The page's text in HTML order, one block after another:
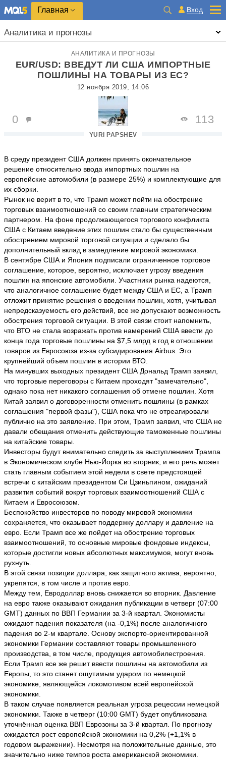
Главная Вход
Аналитика и прогнозы
АНАЛИТИКА И ПРОГНОЗЫ
EUR/USD: ВВЕДУТ ЛИ США ИМПОРТНЫЕ
ПОШЛИНЫ НА ТОВАРЫ ИЗ ЕС?
12 ноября 2019, 14:06
YURI PAPSHEV
0 113
В среду президент США должен принять окончательное
решение относительно ввода импортных пошлин на
европейские автомобили (в размере 25%) и комплектующие для
их сборки.
Рынок не верит в то, что Трамп может пойти на обострение
торговых взаимоотношений со своим главным стратегическим
партнером. На фоне продолжающегося торгового конфликта
США с Китаем введение этих пошлин стало бы существенным
обострением мировой торговой ситуации и сделало бы
дополнительный вклад в замедление мировой экономики.
В сентябре США и Япония подписали ограниченное торговое
соглашение, которое, вероятно, исключает угрозу введения
пошлин на японские автомобили. Участники рынка надеются,
что аналогичное соглашение будет между США и ЕС, а Трамп
отложит принятие решения о введении пошлин, хотя, учитывая
непредсказуемость его действий, все же допускают возможность
обострения торговой ситуации. В этой связи стоит напомнить,
что ВТО не стала возражать против намерений США ввести до
конца года торговые пошлины на $7,5 млрд в год в отношении
товаров из Евросоюза из-за субсидирования Airbus. Это
крупнейший объем пошлин в истории ВТО.
На минувших выходных президент США Дональд Трамп заявил,
что торговые переговоры с Китаем проходят "замечательно",
однако пока нет никакого соглашения об отмене пошлин. Хотя
Китай заявил о договоренности отменить пошлины (в рамках
соглашения "первой фазы"), США пока что не отреагировали
публично на это заявление. При этом, Трамп заявил, что США не
давали обещания отменить действующие таможенные пошлины
на китайские товары.
Инвесторы будут внимательно следить за выступлением Трампа
в Экономическом клубе Нью-Йорка во вторник, и его речь может
стать главным событием этой недели в свете предстоящей
встречи с китайским президентом Си Цзиньпином, ожиданий
развития событий вокруг торговых взаимоотношений США с
Китаем и Евросоюзом.
Беспокойство инвесторов по поводу мировой экономики
сохраняется, что оказывает поддержку доллару и давление на
евро. Если Трамп все же пойдет на обострение торговых
взаимоотношений, то основные мировые фондовые индексы,
которые достигли новых абсолютных максимумов, могут вновь
рухнуть.
В этой связи позиции доллара, как защитного актива, вероятно,
укрепятся, в том числе и против евро.
Между тем, Евродоллар вновь снижается во вторник. Давление
на евро также оказывают ожидания публикации в четверг (07:00
GMT) данных по ВВП Германии за 3-й квартал. Экономисты
ожидают падения показателя (на -0,1%) после аналогичного
падения во 2-м квартале. Основу экспорто-ориентированной
экономики Германии составляют товары промышленного
производства, в том числе, продукция автомобилестроения.
Если Трамп все же решит ввести пошлины на автомобили из
Европы, то это станет ощутимым ударом по немецкой
экономике, являющейся локомотивом всей европейской
экономики.
В таком случае появляется реальная угроза рецессии немецкой
экономики. Также в четверг (10:00 GMT) будет опубликована
уточнённая оценка ВВП Еврозоны за 3-й квартал. По прогнозу
ожидается рост европейской экономики на 0,2% (+1,1% в
годовом выражении). Несмотря на положительные данные, это
значительно ниже темпов роста американской экономики.